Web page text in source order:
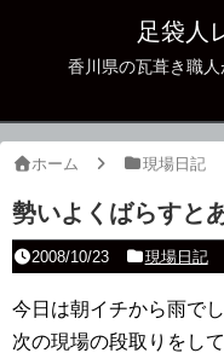
足袋人
香川県の瓦葺き職
ホーム 現場日記
勢いよくばらすと
2008/10/23 現場日記
今日は朝イチから雨で
次の現場の段取りをし
現場日記
古瓦
本日の一品